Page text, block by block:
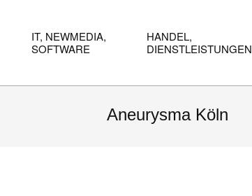
IT, NEWMEDIA,
SOFTWARE
HANDEL,
DIENSTLEISTUNGEN
Aneurysma Köln